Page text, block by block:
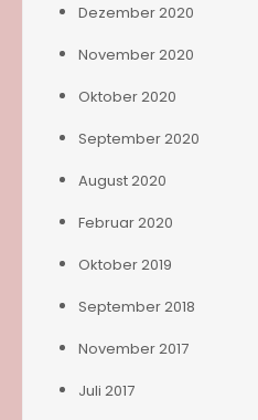
Dezember 2020
November 2020
Oktober 2020
September 2020
August 2020
Februar 2020
Oktober 2019
September 2018
November 2017
Juli 2017